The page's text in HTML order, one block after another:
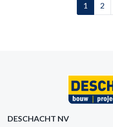
1 2
DESCHACHT NV